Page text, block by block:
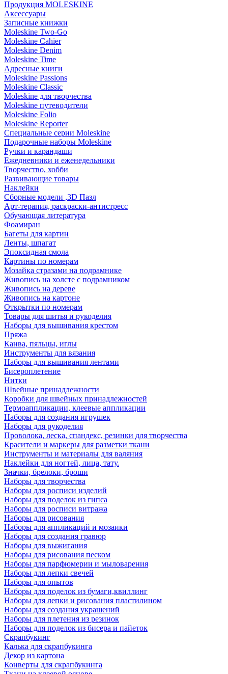
Продукция MOLESKINE
Аксессуары
Записные книжки
Moleskine Two-Go
Moleskine Cahier
Moleskine Denim
Moleskine Time
Адресные книги
Moleskine Passions
Moleskine Classic
Moleskine для творчества
Moleskine путеводители
Moleskine Folio
Moleskine Reporter
Специальные серии Moleskine
Подарочные наборы Moleskine
Ручки и карандаши
Ежедневники и еженедельники
Творчество, хобби
Развивающие товары
Наклейки
Сборные модели ,3D Пазл
Арт-терапия, раскраски-антистресс
Обучающая литература
Фоамиран
Багеты для картин
Ленты, шпагат
Эпоксидная смола
Картины по номерам
Мозайка стразами на подрамнике
Живопись на холсте с подрамником
Живопись на дереве
Живопись на картоне
Открытки по номерам
Товары для шитья и рукоделия
Наборы для вышивания крестом
Пряжа
Канва, пяльцы, иглы
Инструменты для вязания
Наборы для вышивания лентами
Бисероплетение
Нитки
Швейные принадлежности
Коробки для швейных принадлежностей
Термоаппликации, клеевые аппликации
Наборы для создания игрушек
Наборы для рукоделия
Проволока, леска, спандекс, резинки для творчества
Красители и маркеры для разметки ткани
Инструменты и материалы для валяния
Наклейки для ногтей, лица, тату.
Значки, брелоки, броши
Наборы для творчества
Наборы для росписи изделий
Наборы для поделок из гипса
Наборы для росписи витража
Наборы для рисования
Наборы для аппликаций и мозаики
Наборы для создания гравюр
Наборы для выжигания
Наборы для рисования песком
Наборы для парфюмерии и мыловарения
Наборы для лепки свечей
Наборы для опытов
Наборы для поделок из бумаги,квиллинг
Наборы для лепки и рисования пластилином
Наборы для создания украшений
Наборы для плетения из резинок
Наборы для поделок из бисера и пайеток
Скрапбукинг
Калька для скрапбукинга
Декор из картона
Конверты для скрапбукинга